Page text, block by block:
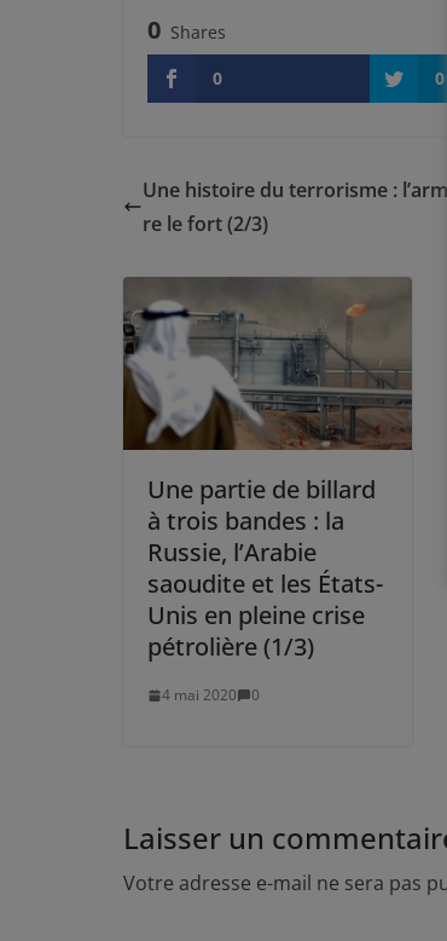
0 Shares
0
0
Une histoire du terrorisme :
re le fort (2/3)
Une partie de billard
à trois bandes : la
Russie, l’Arabie
saoudite et les États-
Unis en pleine crise
pétrolière (1/3)
4 mai 2020 0
Laisser un
Votre adresse e-mail ne sera pas